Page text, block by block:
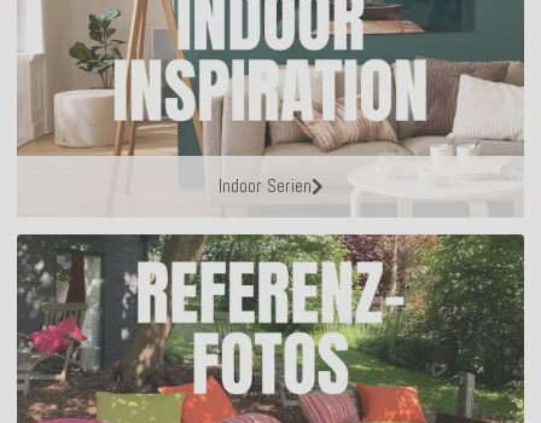
Indoor Serien